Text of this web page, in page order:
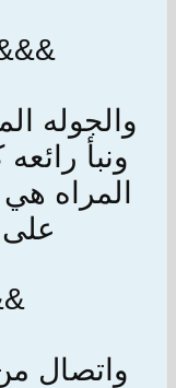
والجوله
ونبأ
المراه
على
واتصال